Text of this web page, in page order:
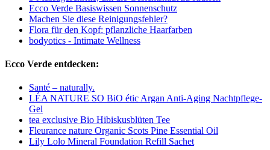
Ecco Verde Basiswissen Sonnenschutz
Machen Sie diese Reinigungsfehler?
Flora für den Kopf: pflanzliche Haarfarben
bodyotics - Intimate Wellness
Ecco Verde entdecken:
Santé – naturally.
LÉA NATURE SO BiO étic Argan Anti-Aging Nachtpflege-
Gel
tea exclusive Bio Hibiskusblüten Tee
Fleurance nature Organic Scots Pine Essential Oil
Lily Lolo Mineral Foundation Refill Sachet